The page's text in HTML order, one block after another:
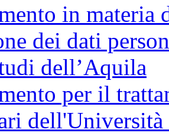
in materia
dei dati
dell’Aquila
per il